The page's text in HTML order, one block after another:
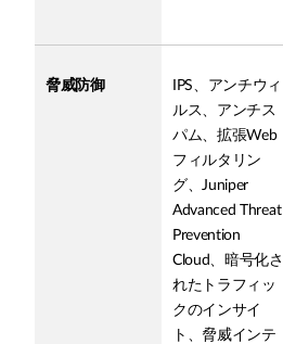
脅威防御
IPS、アンチウィ
ルス、アンチス
パム、拡張Web
フィルタリン
グ、Juniper
Advanced Threat
Prevention
Cloud、暗号化さ
れたトラフィッ
クのインサイ
ト、脅威インテ